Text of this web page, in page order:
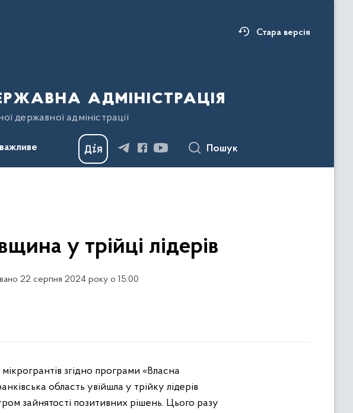
Стара версія
адміністрація
державної адміністрації
Пошук
у трійці лідерів
22 серпня 2024 року о 15:00
область увійшла у трійку лідерів
зайнятості позитивних рішень. Цього разу